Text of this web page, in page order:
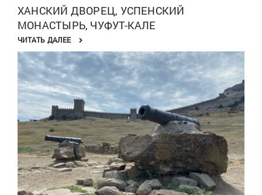
ХАНСКИЙ ДВОРЕЦ, УСПЕНСКИЙ
МОНАСТЫРЬ, ЧУФУТ-КАЛЕ
ЧИТАТЬ ДАЛЕЕ